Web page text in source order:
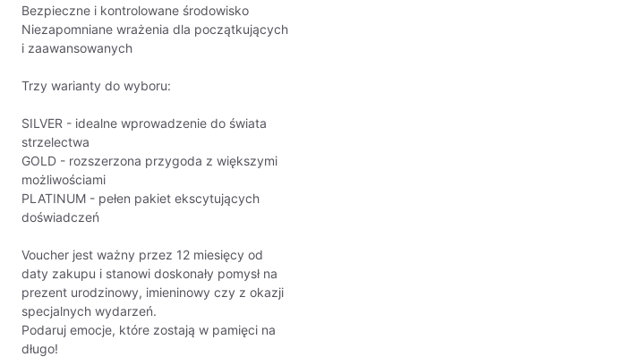
Bezpieczne i kontrolowane środowisko
Niezapomniane wrażenia dla początkujących
i zaawansowanych
Trzy warianty do wyboru:
SILVER - idealne wprowadzenie do świata
strzelectwa
GOLD - rozszerzona przygoda z większymi
możliwościami
PLATINUM - pełen pakiet ekscytujących
doświadczeń
Voucher jest ważny przez 12 miesięcy od
daty zakupu i stanowi doskonały pomysł na
prezent urodzinowy, imieninowy czy z okazji
specjalnych wydarzeń.
Podaruj emocje, które zostają w pamięci na
długo!